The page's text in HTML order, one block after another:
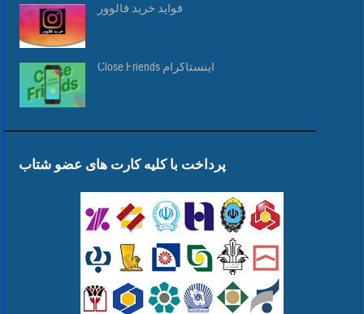
فواید خرید فالوور
Close Friends اینستاگرام
پرداخت با کلیه کارت های عضو شتاب